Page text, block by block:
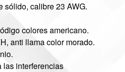
sólido, calibre 23 AWG.
colores americano.
anti llama color morado.
las interferencias